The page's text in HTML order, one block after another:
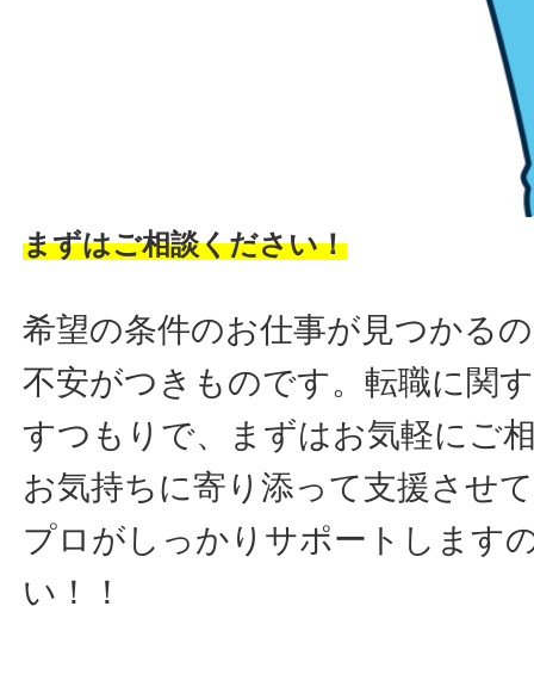
まずはご相談ください！
希望の条件のお仕事が見つかる
不安がつきものです。転職に関
すつもりで、まずはお気軽にご
お気持ちに寄り添って支援させ
プロがしっかりサポートします
い！！